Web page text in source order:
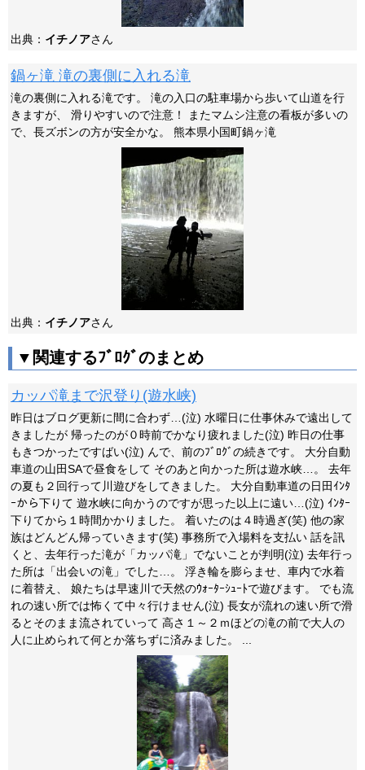
出典： イチノアさん
鍋ヶ滝 滝の裏側に入れる滝
滝の裏側に入れる滝です。 滝の入口の駐車場から歩いて山道を行
きますが、 滑りやすいので注意！ またマムシ注意の看板が多いの
で、長ズボンの方が安全かな。 熊本県小国町鍋ヶ滝
出典： イチノアさん
▼関連するﾌﾞﾛｸﾞのまとめ
カッパ滝まで沢登り(遊水峡)
昨日はブログ更新に間に合わず…(泣) 水曜日に仕事休みで遠出して
きましたが 帰ったのが０時前でかなり疲れました(泣) 昨日の仕事
もきつかったですばい(泣) んで、前のﾌﾞﾛｸﾞの続きです。 大分自動
車道の山田SAで昼食をして そのあと向かった所は遊水峡…。 去年
の夏も２回行って川遊びをしてきました。 大分自動車道の日田ｲﾝﾀ
ｰから下りて 遊水峡に向かうのですが思った以上に遠い…(泣) ｲﾝﾀｰ
下りてから１時間かかりました。 着いたのは４時過ぎ(笑) 他の家
族はどんどん帰っていきます(笑) 事務所で入場料を支払い 話を訊
くと、去年行った滝が「カッパ滝」でないことが判明(泣) 去年行っ
た所は「出会いの滝」でした…。 浮き輪を膨らませ、車内で水着
に着替え、 娘たちは早速川で天然のｳｫｰﾀｰｼｭｰﾄで遊びます。 でも流
れの速い所では怖くて中々行けません(泣) 長女が流れの速い所で滑
るとそのまま流されていって 高さ１～２ｍほどの滝の前で大人の
人に止められて何とか落ちずに済みました。 ...